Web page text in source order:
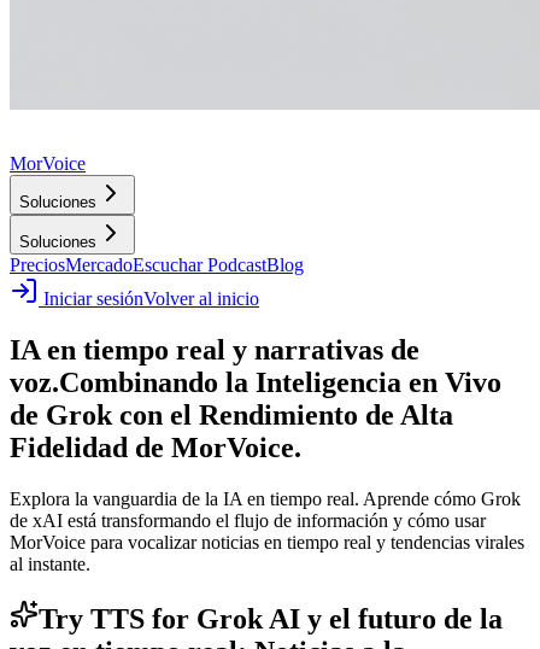
MorVoice
Soluciones
Soluciones
PreciosMercadoEscuchar PodcastBlog
Iniciar sesiónVolver al inicio
IA en tiempo real y narrativas de
voz.Combinando la Inteligencia en Vivo
de Grok con el Rendimiento de Alta
Fidelidad de MorVoice.
Explora la vanguardia de la IA en tiempo real. Aprende cómo Grok
de xAI está transformando el flujo de información y cómo usar
MorVoice para vocalizar noticias en tiempo real y tendencias virales
al instante.
Try TTS for Grok AI y el futuro de la